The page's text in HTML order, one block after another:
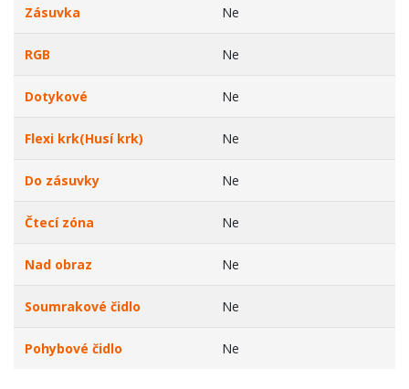
Zásuvka Ne
RGB Ne
Dotykové Ne
Flexi krk(Husí krk) Ne
Do zásuvky Ne
Čtecí zóna Ne
Nad obraz Ne
Soumrakové čidlo Ne
Pohybové čidlo Ne